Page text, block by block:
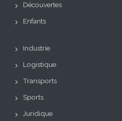
Découvertes
Enfants
Industrie
Logistique
Transports
Sports
Juridique